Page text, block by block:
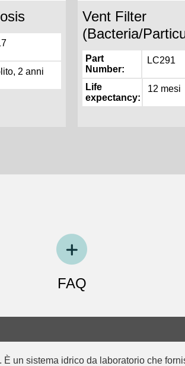
2 anni
Vent Filter
(Bacteria/
Part
Number
LC291
Life
expectancy
12 mesi
FAQ
un sistema idrico da laboratorio che